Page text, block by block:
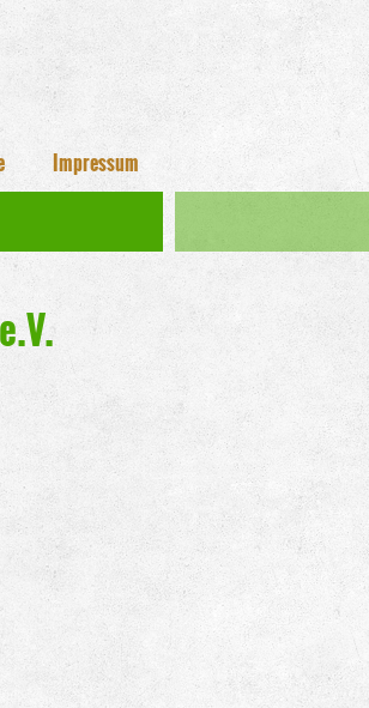
Impressum